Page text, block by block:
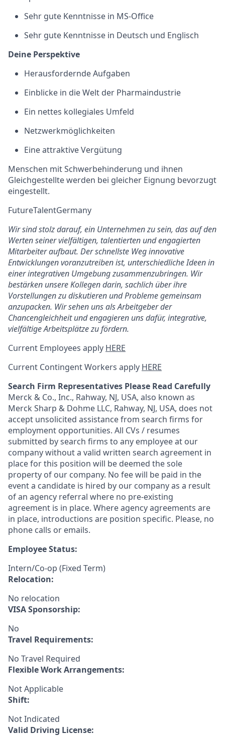
Sehr gute Kenntnisse in MS-Office
Sehr gute Kenntnisse in Deutsch und Englisch
Deine Perspektive
Herausfordernde Aufgaben
Einblicke in die Welt der Pharmaindustrie
Ein nettes kollegiales Umfeld
Netzwerkmöglichkeiten
Eine attraktive Vergütung
Menschen mit Schwerbehinderung und ihnen
Gleichgestellte werden bei gleicher Eignung bevorzugt
eingestellt.
FutureTalentGermany
Wir sind stolz darauf, ein Unternehmen zu sein, das auf den
Werten seiner vielfältigen, talentierten und engagierten
Mitarbeiter aufbaut. Der schnellste Weg innovative
Entwicklungen voranzutreiben ist, unterschiedliche Ideen in
einer integrativen Umgebung zusammenzubringen. Wir
bestärken unsere Kollegen darin, sachlich über ihre
Vorstellungen zu diskutieren und Probleme gemeinsam
anzupacken. Wir sehen uns als Arbeitgeber der
Chancengleichheit und engagieren uns dafür, integrative,
vielfältige Arbeitsplätze zu fördern.
Current Employees apply HERE
Current Contingent Workers apply HERE
Search Firm Representatives Please Read Carefully
Merck & Co., Inc., Rahway, NJ, USA, also known as
Merck Sharp & Dohme LLC, Rahway, NJ, USA, does not
accept unsolicited assistance from search firms for
employment opportunities. All CVs / resumes
submitted by search firms to any employee at our
company without a valid written search agreement in
place for this position will be deemed the sole
property of our company. No fee will be paid in the
event a candidate is hired by our company as a result
of an agency referral where no pre-existing
agreement is in place. Where agency agreements are
in place, introductions are position specific. Please, no
phone calls or emails.
Employee Status:
Intern/Co-op (Fixed Term)
Relocation:
No relocation
VISA Sponsorship:
No
Travel Requirements:
No Travel Required
Flexible Work Arrangements:
Not Applicable
Shift:
Not Indicated
Valid Driving License: